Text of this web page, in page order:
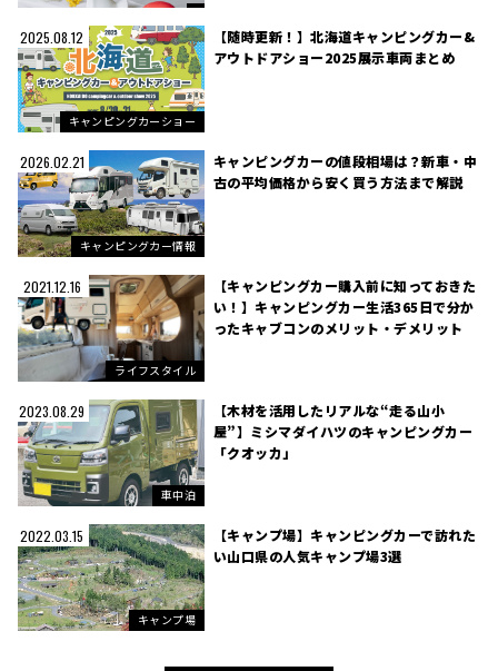
2025.08.12
キャンピングカーショー
【随時更新！】北海道キャンピングカー&
アウトドアショー2025展示車両まとめ
2026.02.21
キャンピングカー情報
キャンピングカーの値段相場は？新車・中
古の平均価格から安く買う方法まで解説
2021.12.16
ライフスタイル
【キャンピングカー購入前に知っておきた
い！】キャンピングカー生活365日で分か
ったキャブコンのメリット・デメリット
2023.08.29
車中泊
【木材を活用したリアルな“走る山小
屋”】ミシマダイハツのキャンピングカー
「クオッカ」
2022.03.15
キャンプ場
【キャンプ場】キャンピングカーで訪れた
い山口県の人気キャンプ場3選